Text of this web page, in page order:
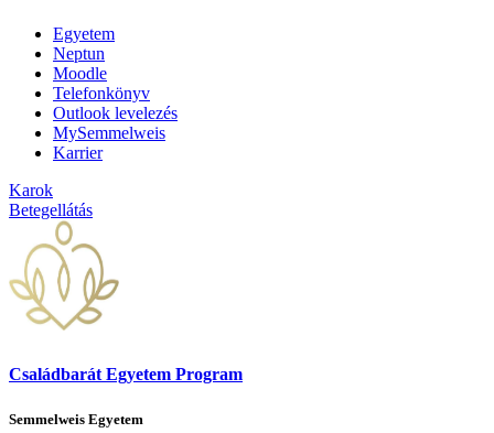
Egyetem
Neptun
Moodle
Telefonkönyv
Outlook levelezés
MySemmelweis
Karrier
Karok
Betegellátás
Családbarát Egyetem Program
Semmelweis Egyetem